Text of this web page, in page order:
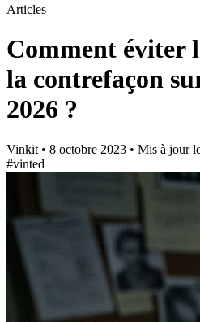
Articles
Comment éviter
la contrefaçon
2026 ?
Vinkit • 8 octobre 2023 • Mis à jour
#vinted